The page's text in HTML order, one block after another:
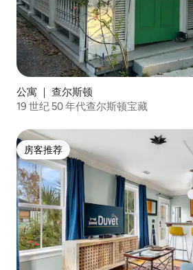
公寓 ｜ 查尔斯顿
19 世纪 50 年代查尔斯顿宝藏
房客推荐
房客推荐